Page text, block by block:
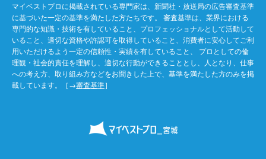
マイベストプロに掲載されている専門家は、新聞社・放送局の広告審査基準
に基づいた一定の基準を満たした方たちです。 審査基準は、業界における
専門的な知識・技術を有していること、プロフェッショナルとして活動して
いること、適切な資格や許認可を取得していること、消費者に安心してご利
用いただけるよう一定の信頼性・実績を有していること、 プロとしての倫
理観・社会的責任を理解し、適切な行動ができることとし、人となり、仕事
への考え方、取り組み方などをお聞きした上で、基準を満たした方のみを掲
載しています。［→審査基準］